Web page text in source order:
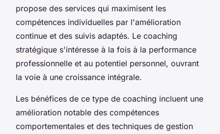
propose des services qui maximisent les
compétences individuelles par l'amélioration
continue et des suivis adaptés. Le coaching
stratégique s'intéresse à la fois à la performance
professionnelle et au potentiel personnel, ouvrant
la voie à une croissance intégrale.
Les bénéfices de ce type de coaching incluent une
amélioration notable des compétences
comportementales et des techniques de gestion